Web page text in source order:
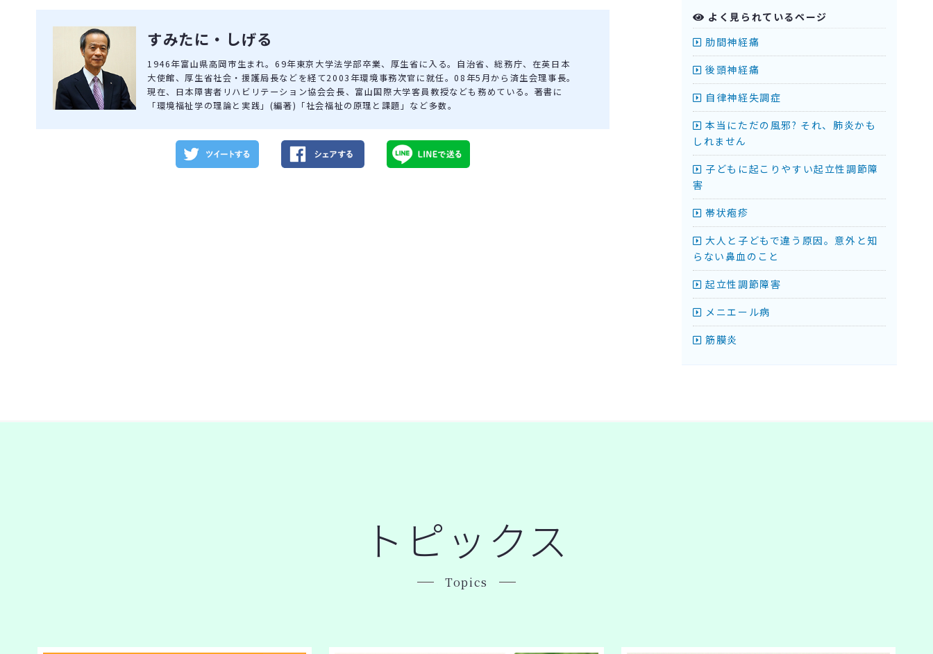
すみたに・しげる
1946年富山県高岡市生まれ。69年東京大学法学部卒業、厚生省に入る。自治省、総務庁、在英日本
大使館、厚生省社会・援護局長などを経て2003年環境事務次官に就任。08年5月から済生会理事長。
現在、日本障害者リハビリテーション協会会長、富山国際大学客員教授なども務めている。著書に
「環境福祉学の理論と実践」(編著)「社会福祉の原理と課題」など多数。
よく見られているページ
肋間神経痛
後頭神経痛
自律神経失調症
本当にただの風邪? それ、肺炎かも
しれません
子どもに起こりやすい起立性調節障
害
帯状疱疹
大人と子どもで違う原因。意外と知
らない鼻血のこと
起立性調節障害
メニエール病
筋膜炎
トピックス
Topics